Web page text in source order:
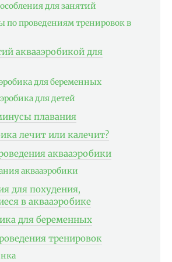
для занятий
по проведениям тренировок в
аквааэробикой для
для беременных
для детей
плавания
лечит или калечит?
аквааэробики
аквааэробики
для похудения,
в аквааэробике
для беременных
тренировок